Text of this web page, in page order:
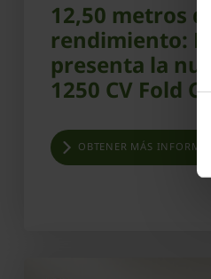
12,50 metros
rendimiento:
presenta la
1250 CV Fold
OBTENER MÁS